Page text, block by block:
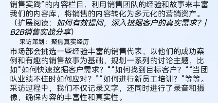
销售实践”的内容栏目，利用销售团队的经验和故事来丰富
我们的内容库，将销售的内容转化为多元化的营销资产。
（扩展阅读： 如何有效提问，深入挖掘客户的真实需求？|
B2B销售实战分享）
采访策划：聚焦真实经历
市场部会挑选一些经验丰富的销售代表，以他们的成功案
例和有趣的销售故事为基础，规划一系列的讨论主题，比
如“如何快速挖掘客户需求？““如何找到目标客户？““当团
队业绩不佳时如何应对？”“如何进行新员工培训？”等等。
采访过程中，我们不仅记录文字，还同时进行了录音和摄
像，确保内容的丰富性和真实性。